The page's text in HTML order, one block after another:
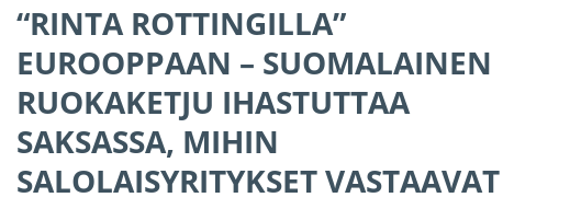
“RINTA ROTTINGILLA”
EUROOPPAAN – SUOMALAINEN
RUOKAKETJU IHASTUTTAA
SAKSASSA, MIHIN
SALOLAISYRITYKSET VASTAAVAT